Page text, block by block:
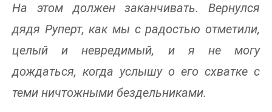
На этом должен заканчивать. Вернулся
дядя Руперт, как мы с радостью отметили,
целый и невредимый, и я не могу
дождаться, когда услышу о его схватке с
теми ничтожными бездельниками.